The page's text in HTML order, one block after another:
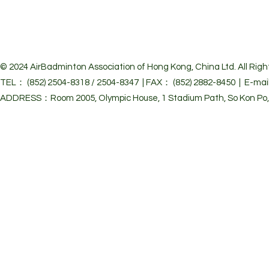
© 2024 AirBadminton Association of Hong Kong, China Ltd. All
TEL： (852) 2504-8318 / 2504-8347 | FAX： (852) 2882-8450 | E-
ADDRESS：Room 2005, Olympic House, 1 Stadium Path, So Kon